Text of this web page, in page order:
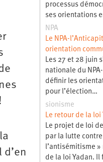
processus
ses orientations
NPA
Le NPA-
orientation
Les 27 et 28 juin
nationale du
définir les
pour l’élection…
sionisme
Le retour de la loi
Le projet de loi
par la lutte
l’antisémitisme »
de la loi Yadan. Il